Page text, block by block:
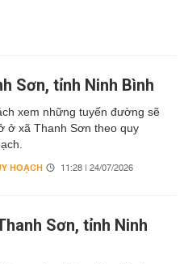
Sơn, tỉnh Ninh Bình
xem những tuyến đường sẽ
ở xã Thanh Sơn theo quy
HOẠCH 11:28 | 24/07/2026
Sơn, tỉnh Ninh